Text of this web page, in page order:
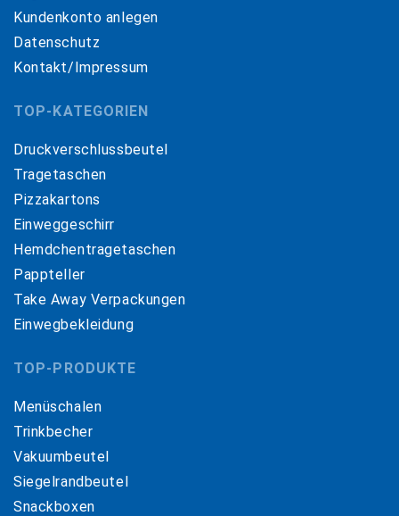
Kundenkonto anlegen
Datenschutz
Kontakt/Impressum
TOP-KATEGORIEN
Druckverschlussbeutel
Tragetaschen
Pizzakartons
Einweggeschirr
Hemdchentragetaschen
Pappteller
Take Away Verpackungen
Einwegbekleidung
TOP-PRODUKTE
Menüschalen
Trinkbecher
Vakuumbeutel
Siegelrandbeutel
Snackboxen